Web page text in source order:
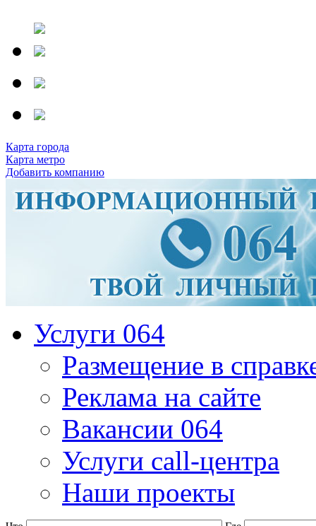
Карта города
Карта метро
Добавить компанию
Услуги 064
Размещение в
Реклама на сайте
Вакансии 064
Услуги call-центра
Наши проекты